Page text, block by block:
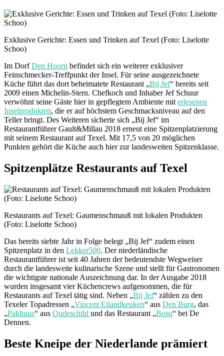
Exklusive Gerichte: Essen und Trinken auf Texel (Foto: Liselotte
Schoo)
Im DorfDen Hoorn befindet sich ein weiterer exklusiver
Feinschmecker-Treffpunkt der Insel. Für seine ausgezeichnete
Küche führt das dort beheimatete Restaurant „Bij Jef“ bereits seit
2009 einen Michelin-Stern. Chefkoch und Inhaber Jef Schuur
verwöhnt seine Gäste hier in gepflegtem Ambiente mit erlesenen
Inselprodukten, die er auf höchstem Geschmacksniveau auf den
Teller bringt. Des Weiteren sicherte sich „Bij Jef“ im
Restaurantführer Gault&Millau 2018 erneut eine Spitzenplatzierung
mit seinem Restaurant auf Texel. Mit 17,5 von 20 möglichen
Punkten gehört die Küche auch hier zur landesweiten Spitzenklasse.
Spitzenplätze Restaurants auf Texel
Restaurants auf Texel: Gaumenschmauß mit lokalen Produkten
(Foto: Liselotte Schoo)
Das bereits siebte Jahr in Folge belegt „Bij Jef“ zudem einen
Spitzenplatz in den Lekker500. Der niederländische
Restaurantführer ist seit 40 Jahren der bedeutendste Wegweiser
durch die landesweite kulinarische Szene und stellt für Gastronomen
die wichtigste nationale Auszeichnung dar. In der Ausgabe 2018
wurden insgesamt vier Küchencrews aufgenommen, die für
Restaurants auf Texel tätig sind. Neben „Bij Jef“ zählen zu den
Texeler Topadressen „Vincent Eilandkeuken“ aus Den Burg, das
„Pakhuus“ aus Oudeschild und das Restaurant „Bosq“ bei De
Dennen.
Beste Kneipe der Niederlande prämiert